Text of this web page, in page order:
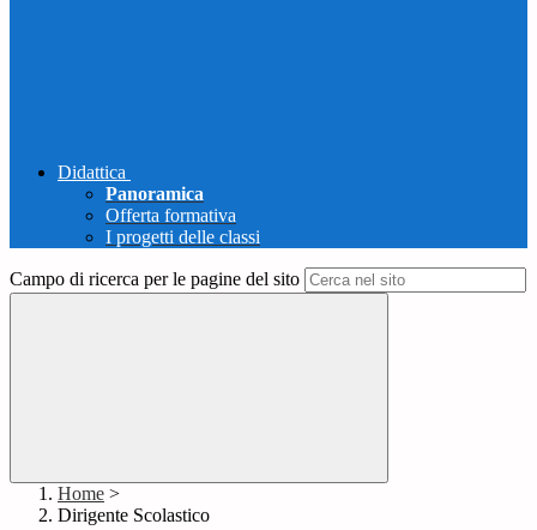
Didattica
Panoramica
Offerta formativa
I progetti delle classi
Campo di ricerca per le pagine del sito
Home >
Dirigente Scolastico